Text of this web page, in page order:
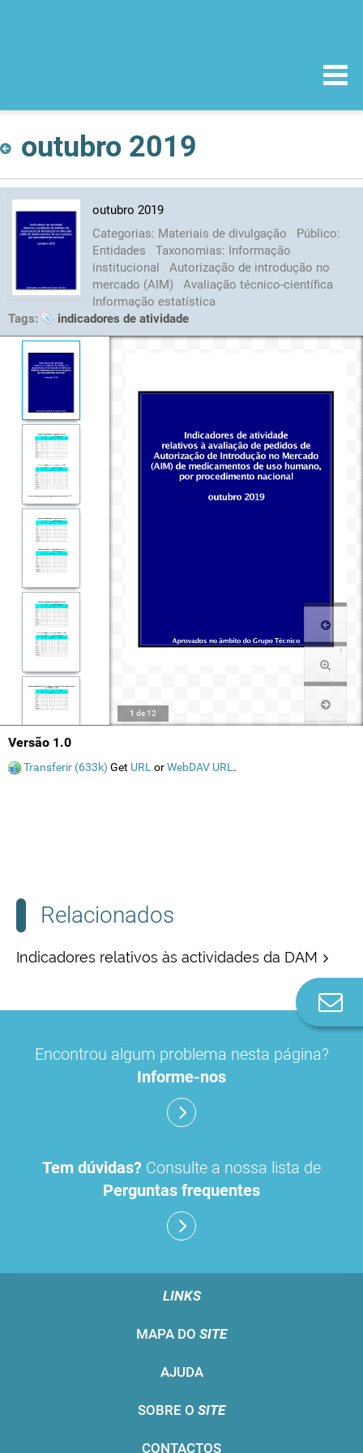
outubro 2019
outubro 2019
Categorias: Materiais de divulgação
Público:
Entidades
Taxonomias: Informação
institucional
Autorização de introdução no
mercado (AIM)
Avaliação técnico-científica
Informação estatística
Tags:
indicadores de atividade
1 de 12
Versão 1.0
Transferir (633k) Get URL orWebDAV URL .
Relacionados
Indicadores relativos às actividades da DAM
Encontrou algum problema nesta página?
Informe-nos
Tem dúvidas? Consulte a nossa lista de
Perguntas frequentes
LINKS
MAPA DO SITE
AJUDA
SOBRE O SITE
CONTACTOS